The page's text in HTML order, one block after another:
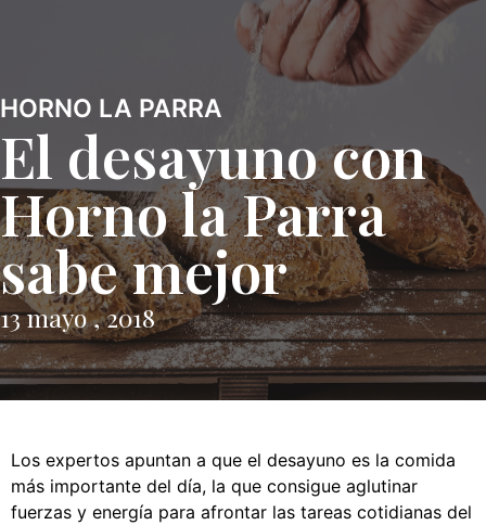
HORNO LA PARRA
El desayuno con
Horno la Parra
sabe mejor
13 mayo , 2018
Los expertos apuntan a que el desayuno es la comida
más importante del día, la que consigue aglutinar
fuerzas y energía para afrontar las tareas cotidianas del